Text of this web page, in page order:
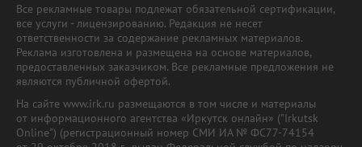
Все рекламные товары подлежат обязательной сертификации,
все услуги - лицензированию. Редакция не несет
ответственности за содержание рекламных материалов.
Реклама изготовлена и размещена на основе материалов,
предоставленных заказчиком. Все рекламные предложения не
являются публичной офертой.
На сайте www.irk.ru размещаются в том числе и материалы
от информационного агентства «Иркутск онлайн» ("Irkutsk
Online") (регистрационный номер СМИ ИА № ФС77-74154